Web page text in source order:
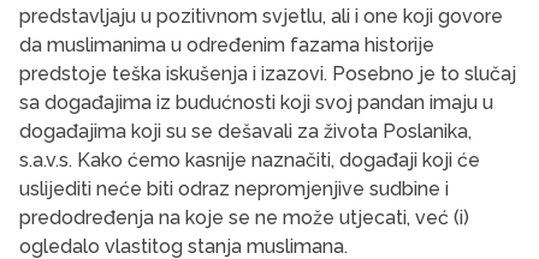
predstavljaju u pozitivnom svjetlu, ali i one koji govore
da muslimanima u određenim fazama historije
predstoje teška iskušenja i izazovi. Posebno je to slučaj
sa događajima iz budućnosti koji svoj pandan imaju u
događajima koji su se dešavali za života Poslanika,
s.a.v.s. Kako ćemo kasnije naznačiti, događaji koji će
uslijediti neće biti odraz nepromjenjive sudbine i
predodređenja na koje se ne može utjecati, već (i)
ogledalo vlastitog stanja muslimana.